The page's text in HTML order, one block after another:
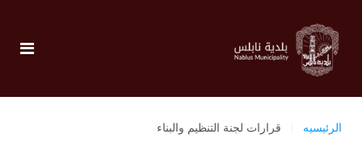
الرئيسيه قرارات لجنة التنظيم والبناء